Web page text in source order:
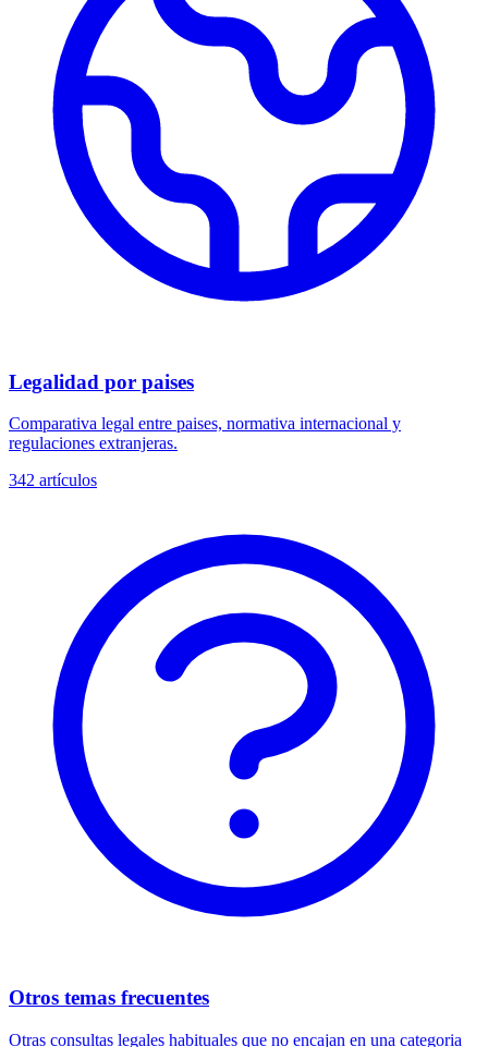
Legalidad por paises
Comparativa legal entre paises, normativa internacional y
regulaciones extranjeras.
342 artículos
Otros temas frecuentes
Otras consultas legales habituales que no encajan en una categoria